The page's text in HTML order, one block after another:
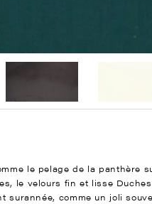
le pelage de la panthère
le velours fin et lisse
surannée, comme un joli